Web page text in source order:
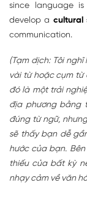
since language
develop a cultural
communication.
(Tạm dịch: Tôi
vài từ hoặc cụm
đó là một trải
địa phương bằng
đúng từ ngữ,
sẽ thấy bạn dễ
hước của bạn.
thiếu của bất kỳ
nhạy cảm về văn